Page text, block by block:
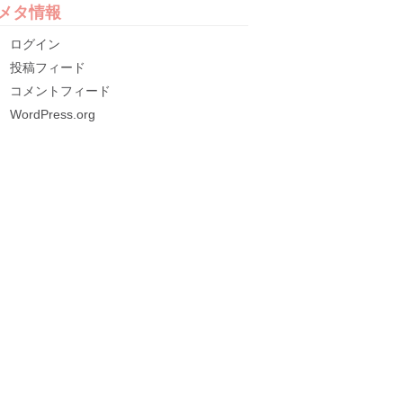
タ情報
ログイン
投稿フィード
コメントフィード
WordPress.org